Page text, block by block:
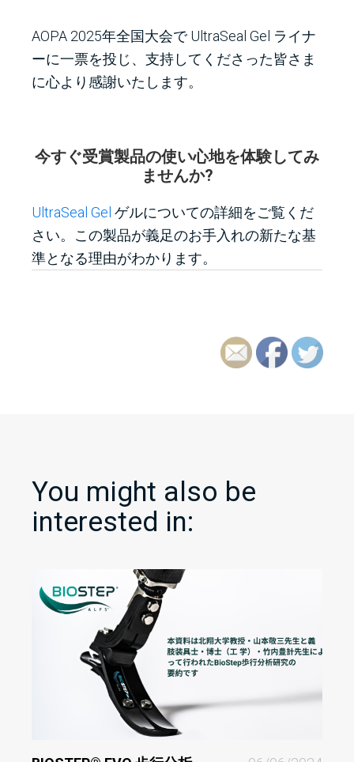
AOPA 2025年全国大会で UltraSeal Gel ライナ
ーに一票を投じ、支持してくださった皆さま
に心より感謝いたします。
今すぐ受賞製品の使い心地を体験してみ
ませんか?
UltraSeal Gel ゲルについての詳細をご覧くだ
さい。この製品が義足のお手入れの新たな基
準となる理由がわかります。
You might also be
interested in: